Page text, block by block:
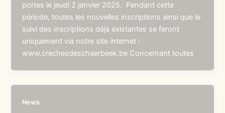
portes le jeudi 2 janvier 2025. Pendant cette
période, toutes les nouvelles inscriptions ainsi que le
suivi des inscriptions déjà existantes se feront
uniquement via notre site internet :
www.crechesdeschaerbeek.be Concernant toutes
News